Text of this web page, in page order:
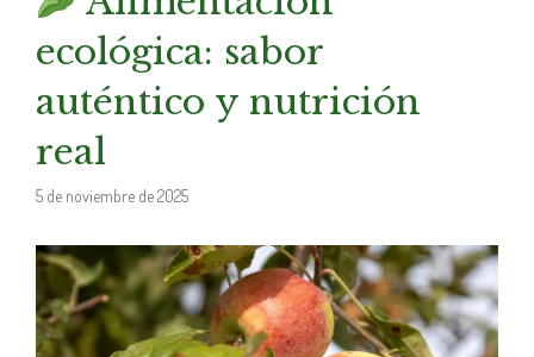
ecológica: sabor
auténtico y nutrición
real
5 de noviembre de 2025